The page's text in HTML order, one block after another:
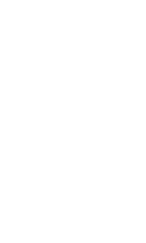
タンドや整備工場の既存イン